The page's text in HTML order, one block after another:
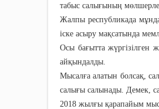
табыс салығының
Жалпы республикада
іске асыру мақсатында
Осы бағытта жүргізілген
айқындалды.
Мысалға алатын болсақ,
салығы салынады. Демек,
2018 жылғы қарапайым